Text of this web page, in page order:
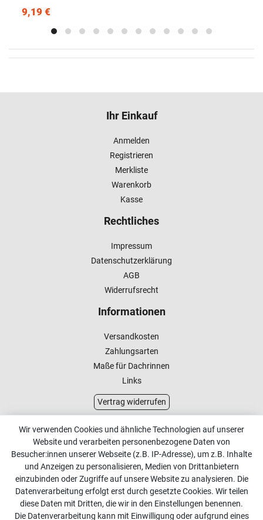
9,19 €
Ihr Einkauf
Anmelden
Registrieren
Merkliste
Warenkorb
Kasse
Rechtliches
Impressum
Datenschutzerklärung
AGB
Widerrufsrecht
Informationen
Versandkosten
Zahlungsarten
Maße für Dachrinnen
Links
Vertrag widerrufen
Kundenservice
Kontakt
Online Retourenservice
Kontakt
info@dachdecker-shop.de
Wir verwenden Cookies und ähnliche Technologien auf unserer
Website und verarbeiten personenbezogene Daten von
Besucher:innen unserer Webseite (z.B. IP-Adresse), um z.B. Inhalte
und Anzeigen zu personalisieren, Medien von Drittanbietern
einzubinden oder Zugriffe auf unsere Website zu analysieren. Die
Datenverarbeitung erfolgt erst durch gesetzte Cookies. Wir teilen
diese Daten mit Dritten, die wir in den Einstellungen benennen.
Die Datenverarbeitung kann mit Einwilligung oder aufgrund eines